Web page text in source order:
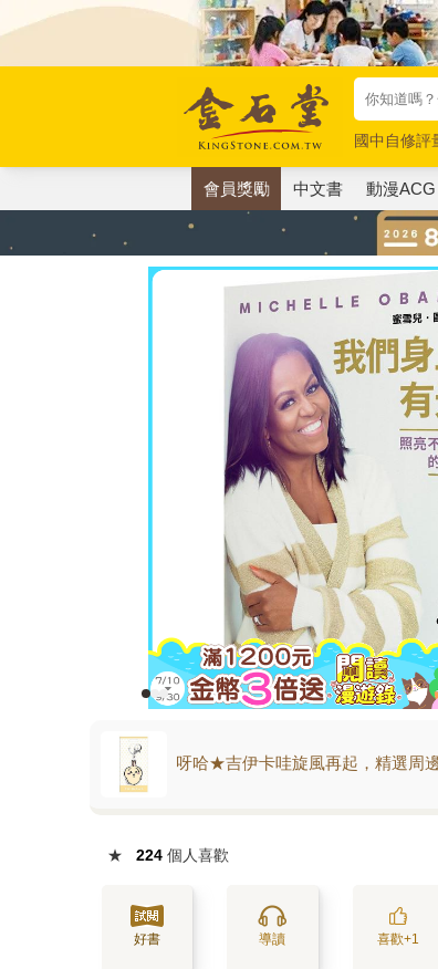
國中自修評
唯紅花綻放
會員獎勵 中文書 動漫ACG
呀哈★吉伊卡哇旋風再起，精選周
★ 224 個人喜歡
好書 導讀 喜歡+1